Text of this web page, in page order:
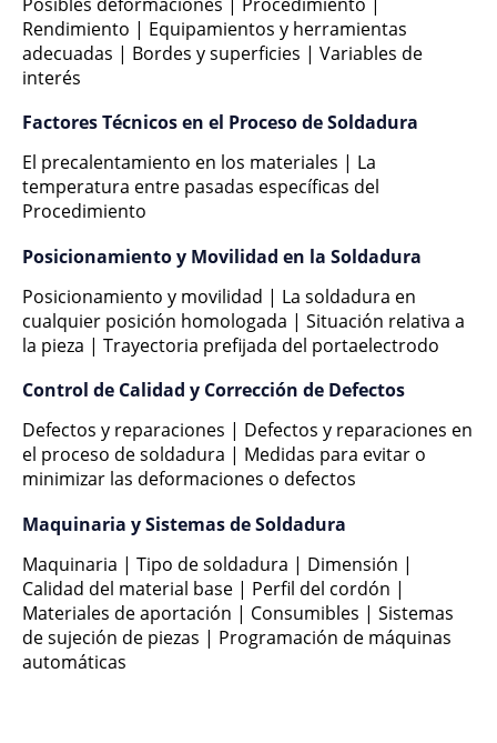
Rendimiento | Equipamientos y herramientas
adecuadas | Bordes y superficies | Variables de
interés
Factores Técnicos en el Proceso de Soldadura
El precalentamiento en los materiales | La
temperatura entre pasadas específicas del
Procedimiento
Posicionamiento y Movilidad en la Soldadura
Posicionamiento y movilidad | La soldadura en
cualquier posición homologada | Situación relativa a
la pieza | Trayectoria prefijada del portaelectrodo
Control de Calidad y Corrección de Defectos
Defectos y reparaciones | Defectos y reparaciones en
el proceso de soldadura | Medidas para evitar o
minimizar las deformaciones o defectos
Maquinaria y Sistemas de Soldadura
Maquinaria | Tipo de soldadura | Dimensión |
Calidad del material base | Perfil del cordón |
Materiales de aportación | Consumibles | Sistemas
de sujeción de piezas | Programación de máquinas
automáticas